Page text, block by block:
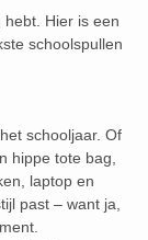
Hier is een
schoolspullen
schooljaar. Of
hippe tote bag,
laptop en
past – want ja,